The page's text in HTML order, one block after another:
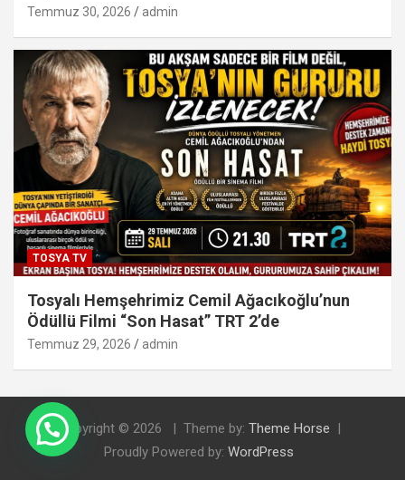
Temmuz 30, 2026 admin
TOSYA TV
Tosyalı Hemşehrimiz Cemil Ağacıkoğlu’nun
Ödüllü Filmi “Son Hasat” TRT 2’de
Temmuz 29, 2026 admin
Copyright © 2026 Theme by: Theme Horse
Proudly Powered by: WordPress
Doğal Tosya Balı Sipariş İçin Tıklayınız